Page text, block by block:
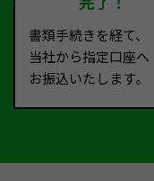
書類手続きを経て、
当社から指定口座へ
お振込いたします。